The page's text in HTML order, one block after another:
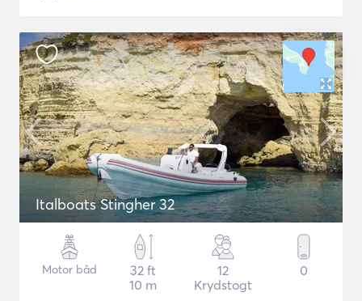
Italboats Stingher 32
Motor båd
32 ft
10 m
12
Krydstogt
0